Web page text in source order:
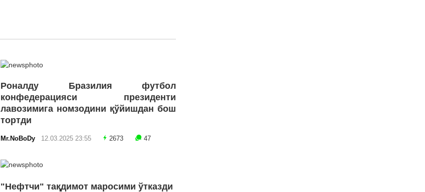
Роналду Бразилия футбол
конфедерацияси президенти
лавозимига номзодини қўйишдан бош
тортди
Mr.NoBoDy 12.03.2025 23:55 2673 47
"Нефтчи" тақдимот маросими ўтказди